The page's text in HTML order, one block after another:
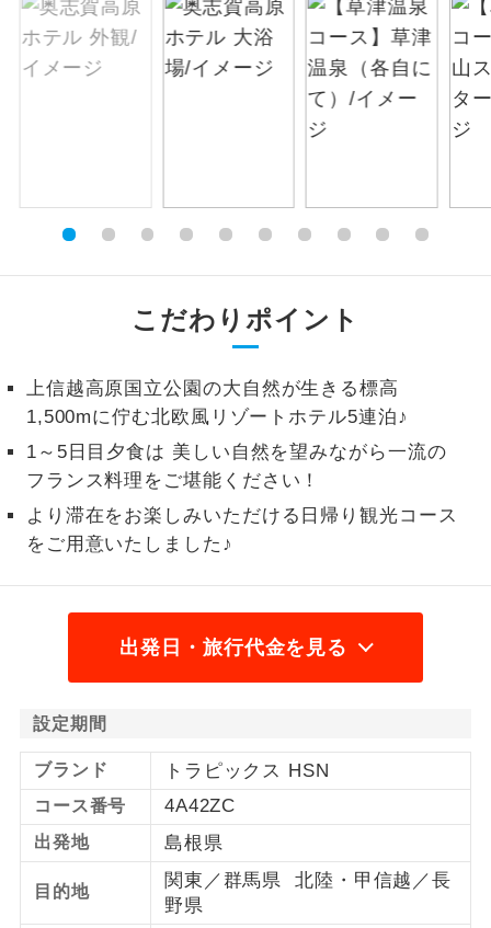
こだわりポイント
上信越高原国立公園の大自然が生きる標高
1,500mに佇む北欧風リゾートホテル5連泊♪
1～5日目夕食は 美しい自然を望みながら一流の
フランス料理をご堪能ください！
より滞在をお楽しみいただける日帰り観光コース
をご用意いたしました♪
出発日・旅行代金を見る
設定期間
ブランド トラピックス HSN
コース番号 4A42ZC
出発地 島根県
目的地
関東／群馬県 北陸・甲信越／長
野県
絶景 絶景スポットに立ち寄るコースです。
温泉地にも宿泊するコースです。
大浴場 ご宿泊ホテルに大浴場が付いています。
全食事付き
事の心配はいりません。（機内食を除
お部屋食
お部屋にてゆっくりとお召し上がりいた
だけます。
トラベルイヤ
ホン
周りの音を気にせず、ガイドさんの説明
をじっくり聞くことができます。
1名様催行
1名様から出発可能な個人型プランで
す。
2名様催行
おひとり様参
おひとり様限定でご参加いただけるコー
1名様1室同代
金
1名様1室利用でも追加料金がかからない
コースです。
ご夫婦限定
ご夫婦限定でご参加いただけるコースで
す。
女性限定
女性限定でご参加いただけるコースで
す。